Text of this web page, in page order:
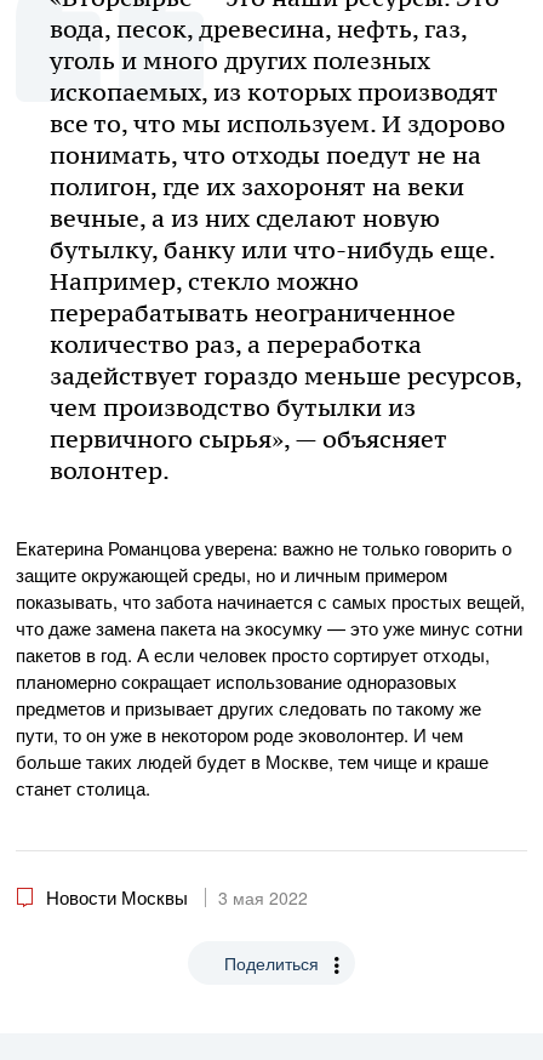
вода, песок, древесина, нефть, газ,
уголь и много других полезных
ископаемых, из которых производят
все то, что мы используем. И здорово
понимать, что отходы поедут не на
полигон, где их захоронят на веки
вечные, а из них сделают новую
бутылку, банку или что-нибудь еще.
Например, стекло можно
перерабатывать неограниченное
количество раз, а переработка
задействует гораздо меньше ресурсов,
чем производство бутылки из
первичного сырья», — объясняет
волонтер.
Екатерина Романцова уверена: важно не только говорить о
защите окружающей среды, но и личным примером
показывать, что забота начинается с самых простых вещей,
что даже замена пакета на экосумку — это уже минус сотни
пакетов в год. А если человек просто сортирует отходы,
планомерно сокращает использование одноразовых
предметов и призывает других следовать по такому же
пути, то он уже в некотором роде эковолонтер. И чем
больше таких людей будет в Москве, тем чище и краше
станет столица.
Новости Москвы 3 мая 2022
Поделиться